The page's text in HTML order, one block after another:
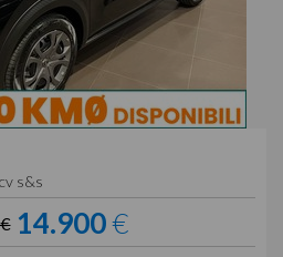
s&s
14.900€